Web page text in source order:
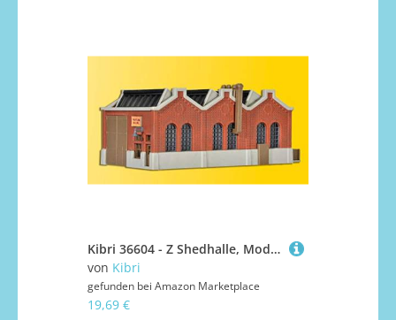
Kibri 36604 - Z Shedhalle, Modelleisenbahn
von Kibri
gefunden bei Amazon Marketplace
19,69 €